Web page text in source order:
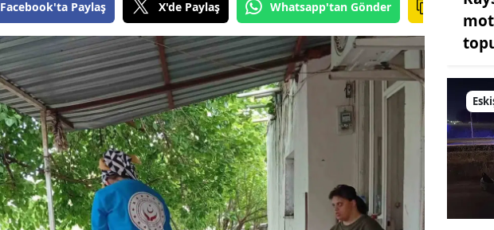
Facebook'ta Paylaş X'de Paylaş Whatsapp'tan Gönder